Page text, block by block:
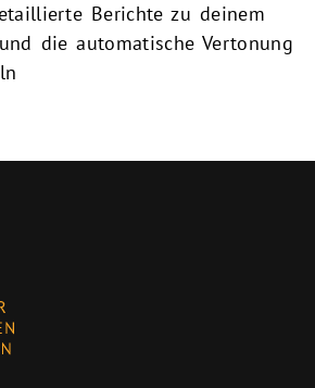
Berichte zu deinem
die automatische Vertonung